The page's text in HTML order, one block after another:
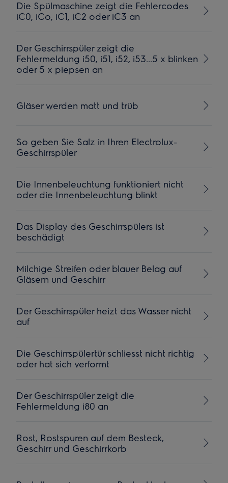
Die Spülmaschine zeigt die Fehlercodes
iC0, iCo, iC1, iC2 oder iC3 an
Der Geschirrspüler zeigt die
Fehlermeldung i50, i51, i52, i53...5 x blinken
oder 5 x piepsen an
Gläser werden matt und trüb
So geben Sie Salz in Ihren Electrolux-
Geschirrspüler
Die Innenbeleuchtung funktioniert nicht
oder die Innenbeleuchtung blinkt
Das Display des Geschirrspülers ist
beschädigt
Milchige Streifen oder blauer Belag auf
Gläsern und Geschirr
Der Geschirrspüler heizt das Wasser nicht
auf
Die Geschirrspülertür schliesst nicht richtig
oder hat sich verformt
Der Geschirrspüler zeigt die
Fehlermeldung i80 an
Rost, Rostspuren auf dem Besteck,
Geschirr und Geschirrkorb